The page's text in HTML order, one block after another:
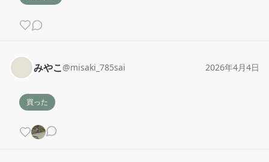
みやこ@misaki_785sai 2026年4月4日
買った